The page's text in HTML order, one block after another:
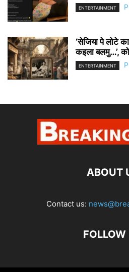
ENTERTAINMENT
‘सेजिया पे लोटे
कइला बलमु…’,
ENTERTAINMENT
ABOUT
Contact us:
FOLLOW